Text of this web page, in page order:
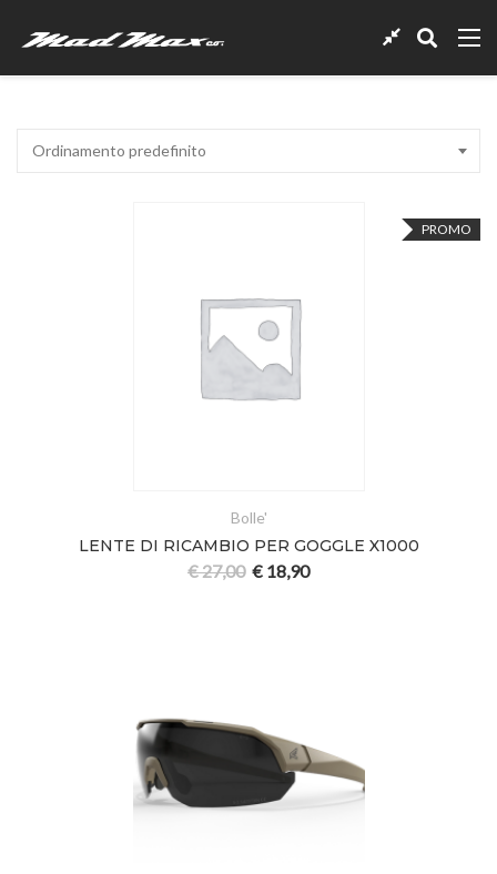
Ordinamento predefinito
PROMO
Bolle'
LENTE DI RICAMBIO PER GOGGLE X1000
€27,00 € 18,90